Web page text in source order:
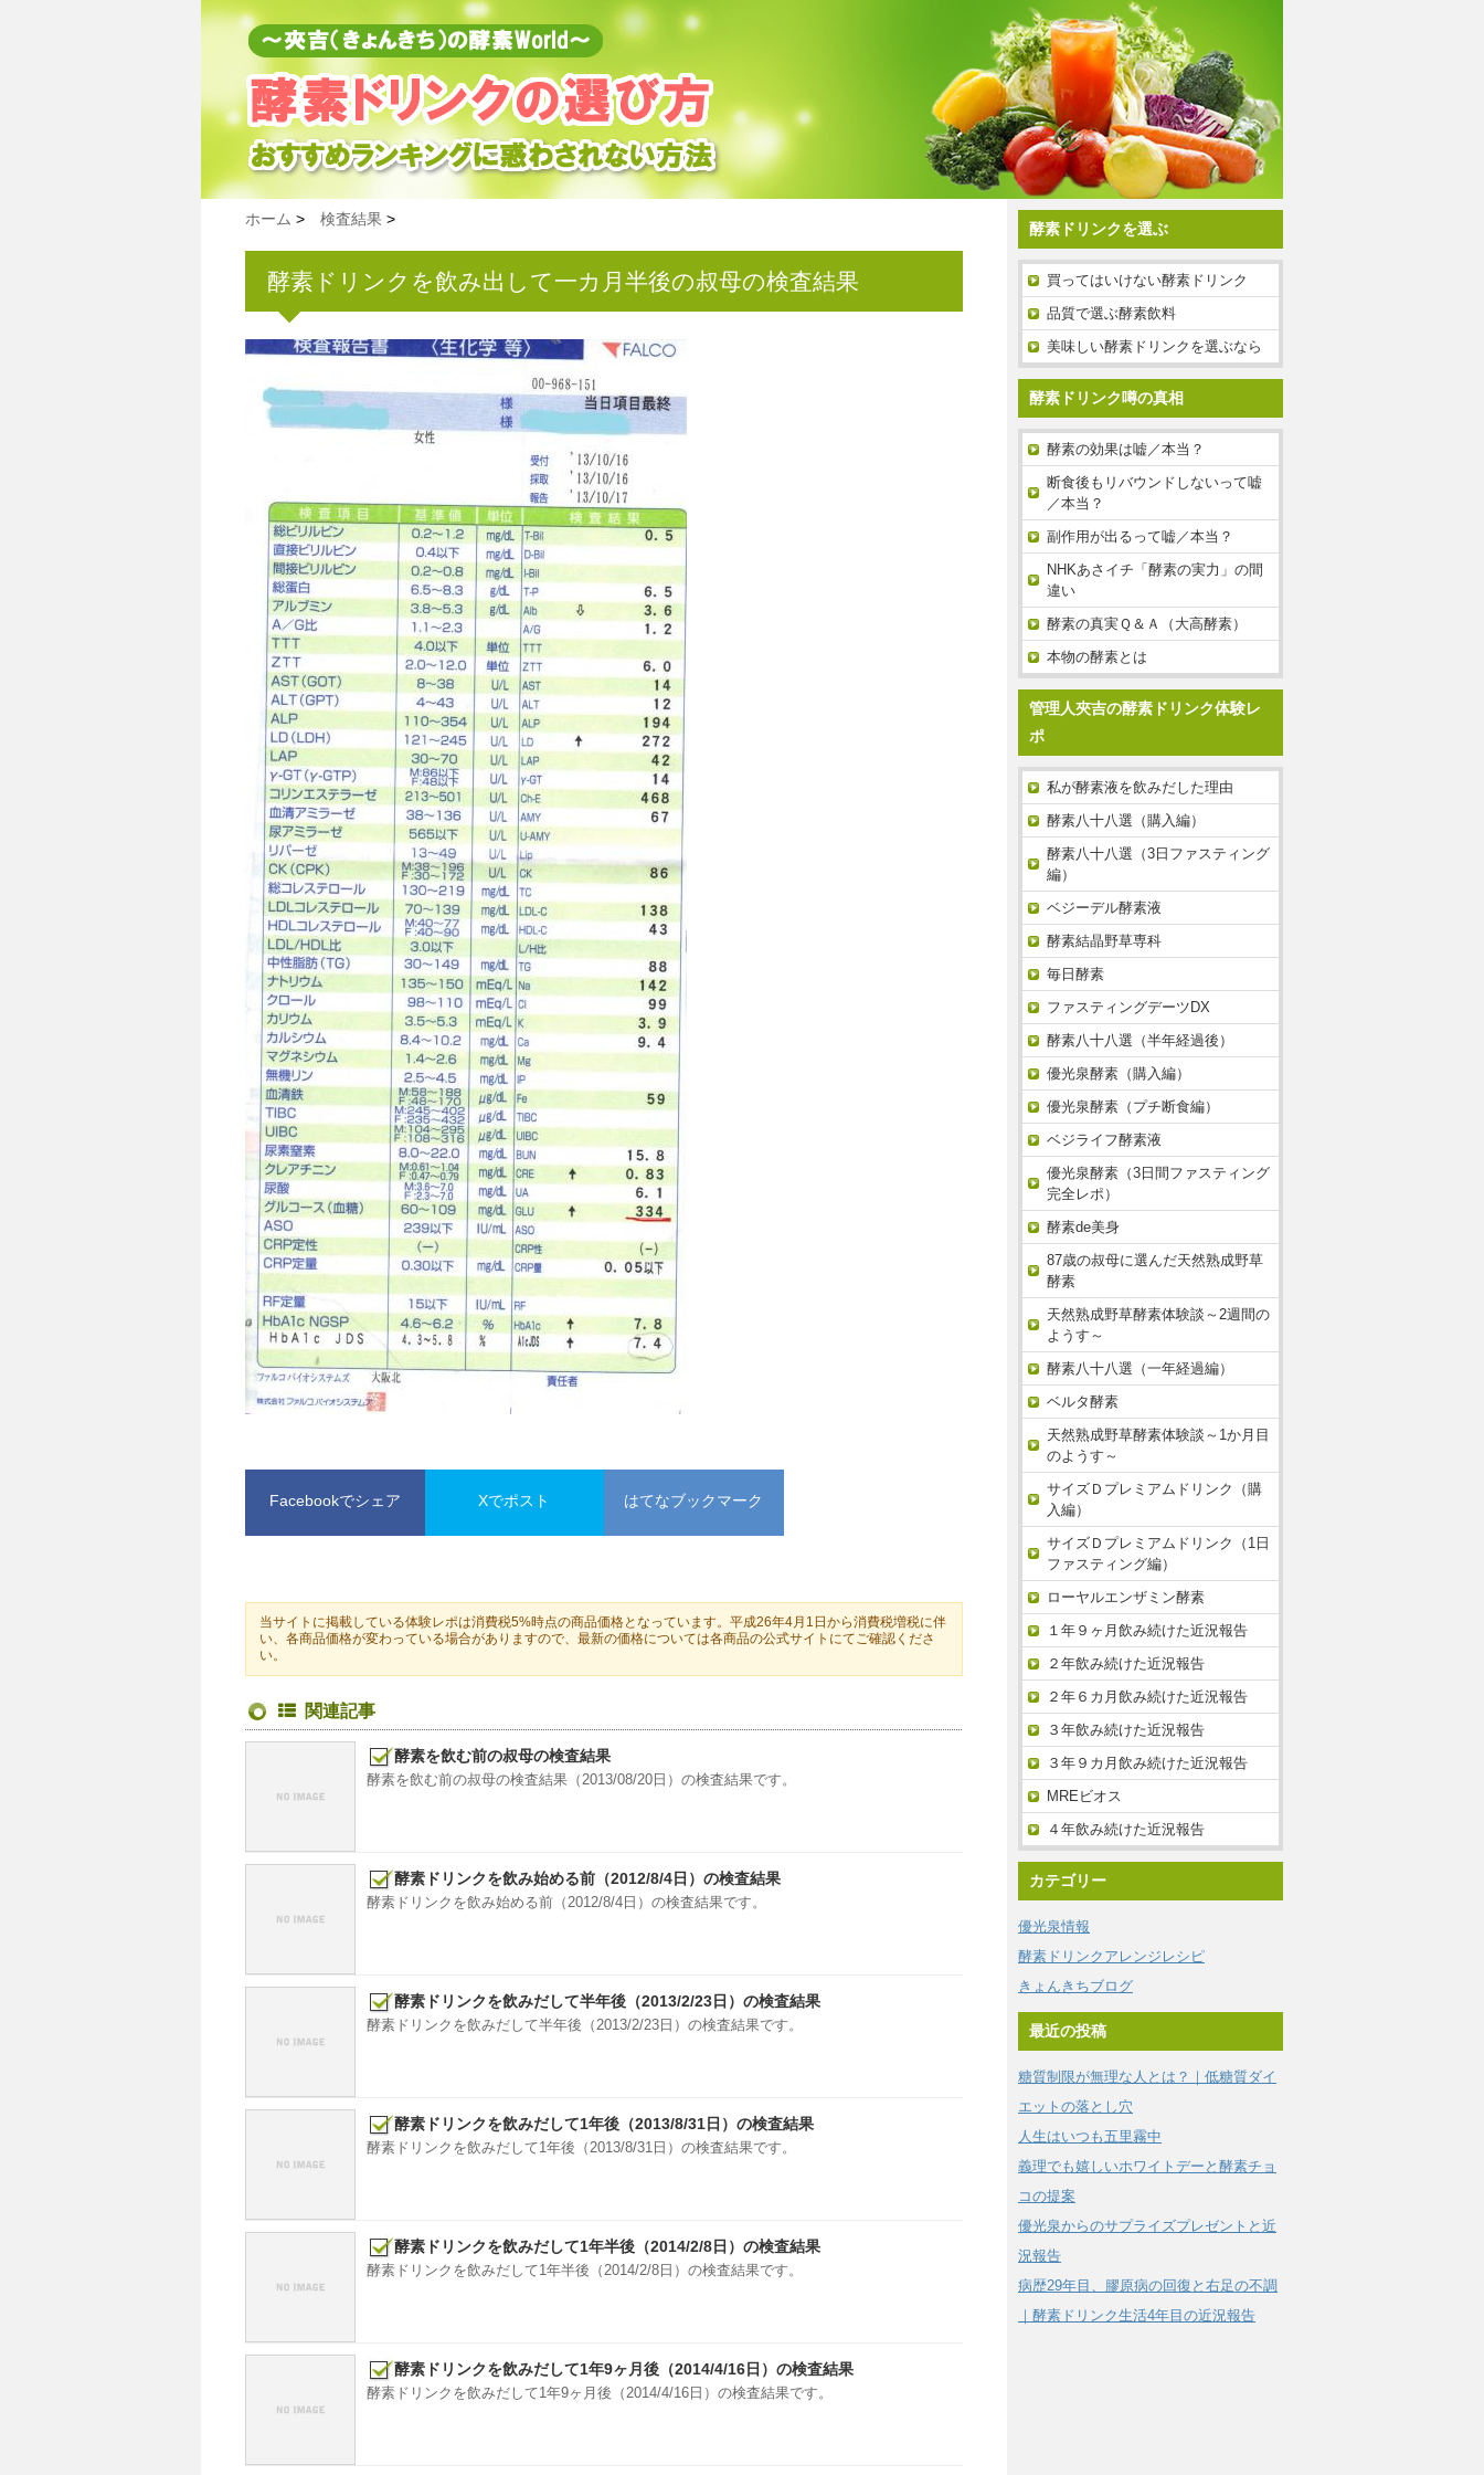
ホーム > 検査結果 >
酵素ドリンクを飲み出して一カ月半後の叔母の検査結果
Facebookでシェア Xでポスト はてなブックマーク
当サイトに掲載している体験レポは消費税5%時点の商品価格となっています。平成26年4月1日から消費税増税に伴
い、各商品価格が変わっている場合がありますので、最新の価格については各商品の公式サイトにてご確認くださ
い。
関連記事
酵素を飲む前の叔母の検査結果
酵素を飲む前の叔母の検査結果（2013/08/20日）の検査結果です。
酵素ドリンクを飲み始める前（2012/8/4日）の検査結果
酵素ドリンクを飲み始める前（2012/8/4日）の検査結果です。
酵素ドリンクを飲みだして半年後（2013/2/23日）の検査結果
酵素ドリンクを飲みだして半年後（2013/2/23日）の検査結果です。
酵素ドリンクを飲みだして1年後（2013/8/31日）の検査結果
酵素ドリンクを飲みだして1年後（2013/8/31日）の検査結果です。
酵素ドリンクを飲みだして1年半後（2014/2/8日）の検査結果
酵素ドリンクを飲みだして1年半後（2014/2/8日）の検査結果です。
酵素ドリンクを飲みだして1年9ヶ月後（2014/4/16日）の検査結果
酵素ドリンクを飲みだして1年9ヶ月後（2014/4/16日）の検査結果です。
酵素ドリンクを選ぶ
買ってはいけない酵素ドリンク
品質で選ぶ酵素飲料
美味しい酵素ドリンクを選ぶなら
酵素ドリンク噂の真相
酵素の効果は嘘／本当？
断食後もリバウンドしないって嘘
／本当？
副作用が出るって嘘／本当？
NHKあさイチ「酵素の実力」の間
違い
酵素の真実Ｑ＆Ａ（大高酵素）
本物の酵素とは
管理人夾吉の酵素ドリンク体験レ
ポ
私が酵素液を飲みだした理由
酵素八十八選（購入編）
酵素八十八選（3日ファスティング
編）
ベジーデル酵素液
酵素結晶野草専科
毎日酵素
ファスティングデーツDX
酵素八十八選（半年経過後）
優光泉酵素（購入編）
優光泉酵素（プチ断食編）
ベジライフ酵素液
優光泉酵素（3日間ファスティング
完全レポ）
酵素de美身
87歳の叔母に選んだ天然熟成野草
酵素
天然熟成野草酵素体験談～2週間の
ようす～
酵素八十八選（一年経過編）
ベルタ酵素
天然熟成野草酵素体験談～1か月目
のようす～
サイズＤプレミアムドリンク（購
入編）
サイズＤプレミアムドリンク（1日
ファスティング編）
ローヤルエンザミン酵素
１年９ヶ月飲み続けた近況報告
２年飲み続けた近況報告
２年６カ月飲み続けた近況報告
３年飲み続けた近況報告
３年９カ月飲み続けた近況報告
MREビオス
４年飲み続けた近況報告
カテゴリー
優光泉情報
酵素ドリンクアレンジレシピ
きょんきちブログ
最近の投稿
糖質制限が無理な人とは？｜低糖質ダイ
エットの落とし穴
人生はいつも五里霧中
義理でも嬉しいホワイトデーと酵素チョ
コの提案
優光泉からのサプライズプレゼントと近
況報告
病歴29年目、膠原病の回復と右足の不調
｜酵素ドリンク生活4年目の近況報告